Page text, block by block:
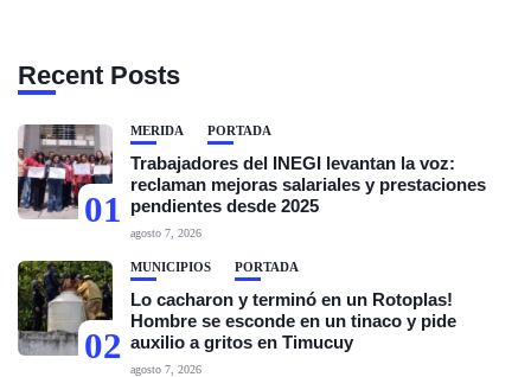
Recent Posts
01
MÉRIDA PORTADA
Trabajadores del INEGI levantan la voz:
reclaman mejoras salariales y prestaciones
pendientes desde 2025
agosto 7, 2026
02
MUNICIPIOS PORTADA
Lo cacharon y terminó en un Rotoplas!
Hombre se esconde en un tinaco y pide
auxilio a gritos en Timucuy
agosto 7, 2026